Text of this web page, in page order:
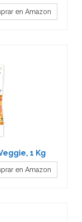
en Amazon
1 Kg
en Amazon